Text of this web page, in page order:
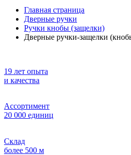
Главная страница
Дверные ручки
Ручки кнобы (защелки)
Дверные ручки-защелки
19 лет опыта
и качества
Ассортимент
20 000 единиц
Склад
более 500 м